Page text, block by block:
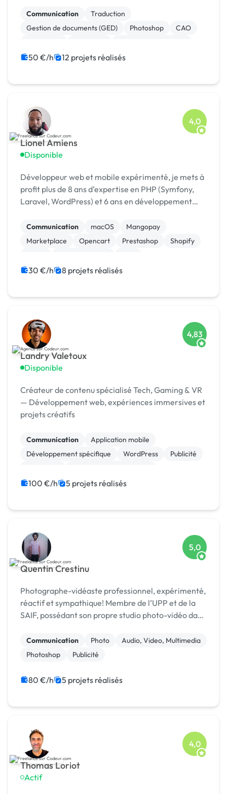
Communication
Traduction
Gestion de documents (GED)
Photoshop
CAO
Création de site internet
CSS, HTML, XML
50 €/h 12 projets réalisés
Lionel Amiens
Disponible
4,0
Développeur web et mobile expérimenté, je mets à
profit plus de 8 ans d’expertise en PHP (Symfony,
Laravel, WordPress) et 6 ans en développement
aussi bien la conception d’architectures robustes
q...
Communication macOS
Mangopay
Marketplace
Opencart Prestashop
Shopify
30 €/h 8 projets réalisés
Landry Valetoux
Disponible
4,83
Créateur de contenu spécialisé Tech, Gaming & VR
— Développement web, expériences immersives et
projets créatifs
Communication
Application mobile
Développement spécifique
WordPress
Publicité
Landing page
Migration ou refonte de site
100 €/h 5 projets réalisés
Quentin Crestinu
5,0
Photographe-vidéaste professionnel, expérimenté,
réactif et sympathique! Membre de l’UPP et de la
SAIF, possédant son propre studio photo-vidéo dans
Communication Photo
Audio, Video, Multimedia
Photoshop
Publicité
80 €/h 5 projets réalisés
Thomas Loriot
Actif
4,0